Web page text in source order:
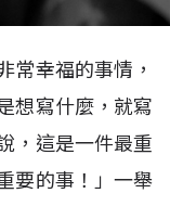
常幸福的事情，
想寫什麼，就寫
，這是一件最重
要的事！」一舉